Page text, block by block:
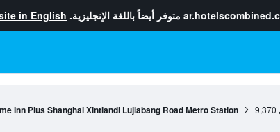
متوفر أيضاً باللغة الإنجليزية. in English
9,370
Inn Plus Shanghai Xintiandi Lujiabang Road Metro Station